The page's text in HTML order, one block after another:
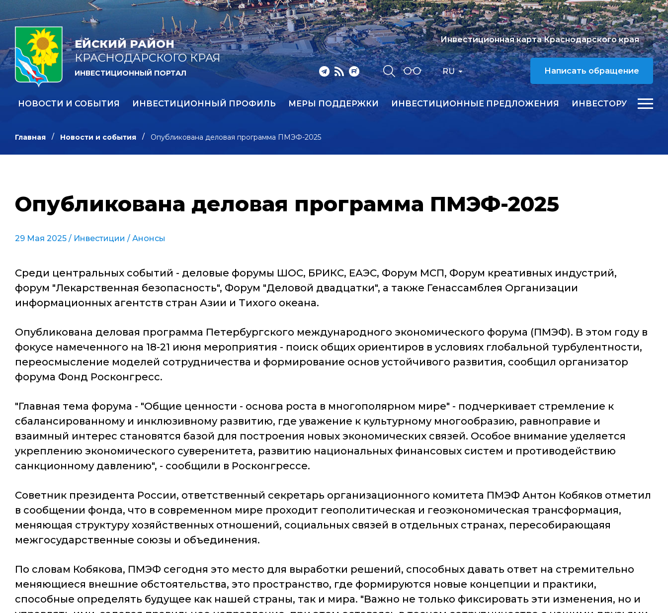
ЕЙСКИЙ РАЙОН
КРАСНОДАРСКОГО КРАЯ
ИНВЕСТИЦИОННЫЙ ПОРТАЛ RU
Инвестиционная карта Краснодарского края
Написать обращение
НОВОСТИ И СОБЫТИЯ ИНВЕСТИЦИОННЫЙ ПРОФИЛЬ МЕРЫ ПОДДЕРЖКИ ИНВЕСТИЦИОННЫЕ ПРЕДЛОЖЕНИЯ ИНВЕСТОРУ
Главная Новости и события Опубликована деловая программа ПМЭФ-2025
Опубликована деловая программа ПМЭФ-2025
29 Мая 2025 / Инвестиции / Анонсы
Среди центральных событий - деловые форумы ШОС, БРИКС, ЕАЭС, Форум МСП, Форум креативных индустрий,
форум "Лекарственная безопасность", Форум "Деловой двадцатки", а также Генассамблея Организации
информационных агентств стран Азии и Тихого океана.
Опубликована деловая программа Петербургского международного экономического форума (ПМЭФ). В этом году в
фокусе намеченного на 18-21 июня мероприятия - поиск общих ориентиров в условиях глобальной турбулентности,
переосмысление моделей сотрудничества и формирование основ устойчивого развития, сообщил организатор
форума Фонд Росконгресс.
"Главная тема форума - "Общие ценности - основа роста в многополярном мире" - подчеркивает стремление к
сбалансированному и инклюзивному развитию, где уважение к культурному многообразию, равноправие и
взаимный интерес становятся базой для построения новых экономических связей. Особое внимание уделяется
укреплению экономического суверенитета, развитию национальных финансовых систем и противодействию
санкционному давлению", - сообщили в Росконгрессе.
Советник президента России, ответственный секретарь организационного комитета ПМЭФ Антон Кобяков отметил
в сообщении фонда, что в современном мире проходит геополитическая и геоэкономическая трансформация,
меняющая структуру хозяйственных отношений, социальных связей в отдельных странах, пересобирающаяя
межгосударственные союзы и объединения.
По словам Кобякова, ПМЭФ сегодня это место для выработки решений, способных давать ответ на стремительно
меняющиеся внешние обстоятельства, это пространство, где формируются новые концепции и практики,
способные определять будущее как нашей страны, так и мира. "Важно не только фиксировать эти изменения, но и